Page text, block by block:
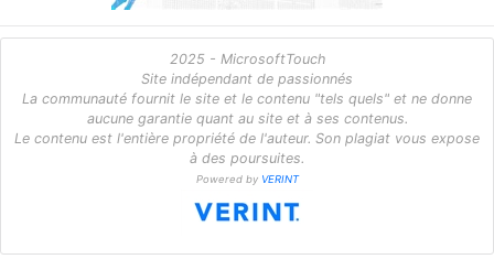
2025 - MicrosoftTouch
Site indépendant de passionnés
La communauté fournit le site et le contenu "tels quels" et ne donne
aucune garantie quant au site et à ses contenus.
Le contenu est l'entière propriété de l'auteur. Son plagiat vous expose
à des poursuites.
Powered by VERINT